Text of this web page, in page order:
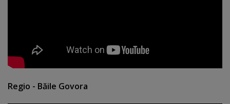
Regio - Băile Govora